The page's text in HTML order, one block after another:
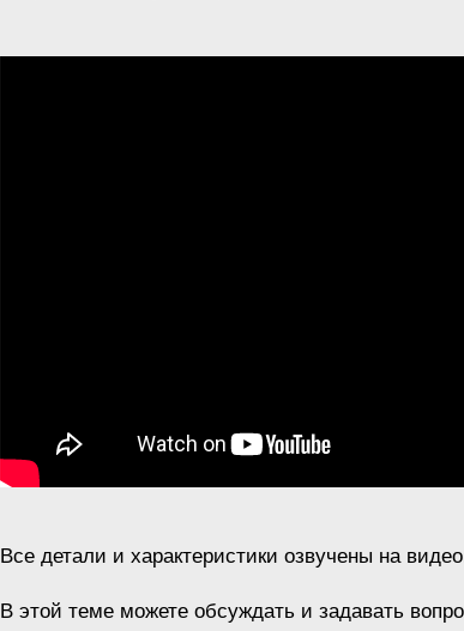
Все детали и характеристики озвучены на
В этой теме можете обсуждать и задавать